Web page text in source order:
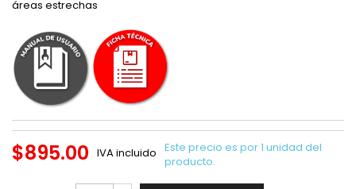
áreas estrechas
$895.00 IVA incluido Este precio es por 1 unidad del
producto.